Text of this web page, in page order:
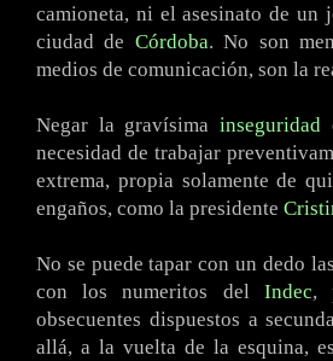
camioneta, ni el asesinato de un
ciudad de Córdoba. No son
medios de comunicación, son la
Negar la gravísimainseguridad
necesidad de trabajar
extrema, propia solamente de
engaños, como la presidente
No se puede tapar con un dedo
con los numeritos del Indec,
obsecuentes dispuestos a
allá, a la vuelta de la esquina,